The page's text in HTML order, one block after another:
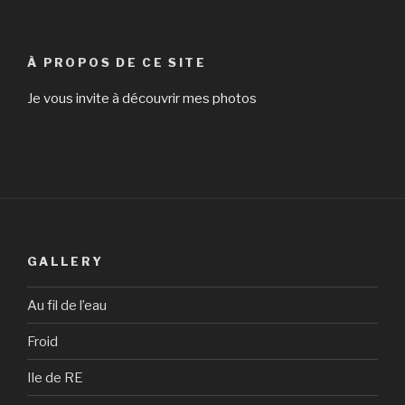
À PROPOS DE CE SITE
Je vous invite à découvrir mes photos
GALLERY
Au fil de l’eau
Froid
Ile de RE